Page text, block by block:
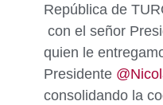
República de
con el señor
quien le
Presidente
consolidando la